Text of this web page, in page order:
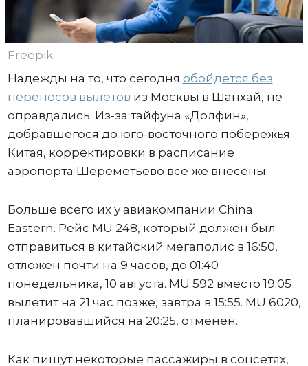
Freepik
Надежды на то, что сегодня обойдется без
переносов вылетов из Москвы в Шанхай, не
оправдались. Из-за тайфуна «Долфин»,
добравшегося до юго-восточного побережья
Китая, корректировки в расписание
аэропорта Шереметьево все же внесены.
Больше всего их у авиакомпании China
Eastern. Рейс MU 248, который должен был
отправиться в китайский мегаполис в 16:50,
отложен почти на 9 часов, до 01:40
понедельника, 10 августа. MU 592 вместо 19:05
вылетит на 21 час позже, завтра в 15:55. MU 6020,
планировавшийся на 20:25, отменен.
Как пишут некоторые пассажиры в соцсетях,